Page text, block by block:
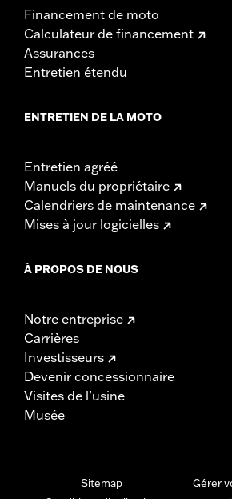
Financement de moto
Calculateur de financement
Assurances
Entretien étendu
ENTRETIEN DE LA MOTO
Entretien agréé
Manuels du propriétaire
Calendriers de maintenance
Mises à jour logicielles
À PROPOS DE NOUS
Notre entreprise
Carrières
Investisseurs
Devenir concessionnaire
Visites de l’usine
Musée
Sitemap
Gérer